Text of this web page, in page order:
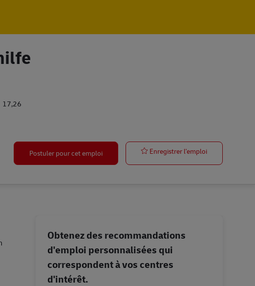
17,26
Postuler pour cet emploi
Enregistrer l'emploiPostbote für
Obtenez des recommandations
d'emploi personnalisées qui
correspondent à vos centres
d'intérêt.